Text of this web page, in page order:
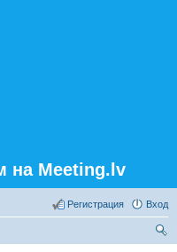
на Meeting.lv
Вход
Регистрация